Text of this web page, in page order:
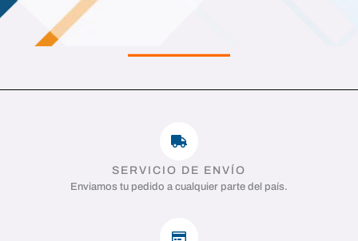
SERVICIO DE ENVÍO
Enviamos tu pedido a cualquier parte del país.